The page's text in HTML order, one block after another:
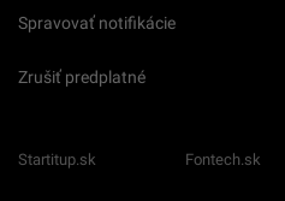
Spravovať notifikácie
Zrušiť predplatné
Startitup.sk Fontech.sk